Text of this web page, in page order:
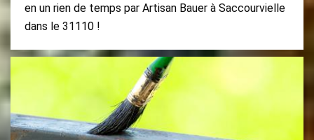
en un rien de temps par Artisan Bauer à Saccourvielle
dans le 31110 !